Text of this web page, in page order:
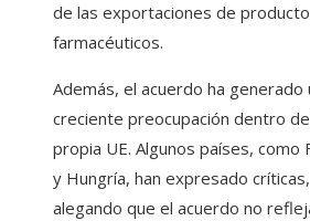
de las exportaciones de
farmacéuticos.
Además, el acuerdo ha generado
creciente preocupación dentro
propia UE. Algunos países, como
y Hungría, han expresado críticas,
alegando que el acuerdo no